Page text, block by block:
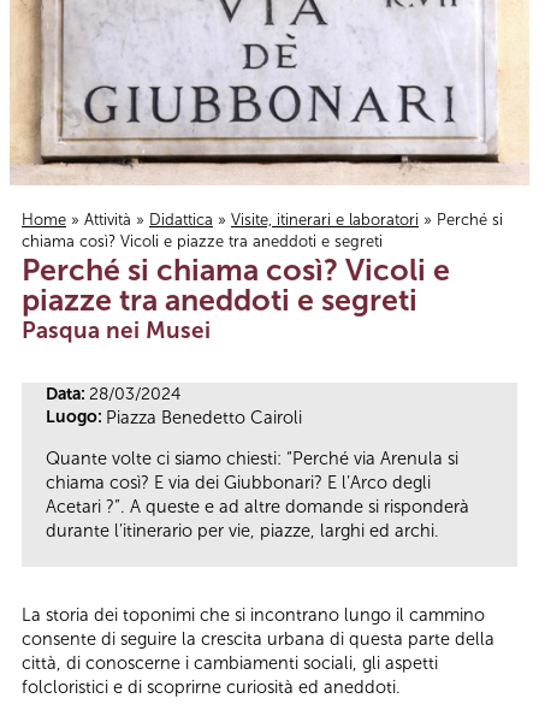
Tu sei qui
Home » Attività » Didattica » Visite, itinerari e laboratori » Perché si
chiama così? Vicoli e piazze tra aneddoti e segreti
Perché si chiama così? Vicoli e
piazze tra aneddoti e segreti
Pasqua nei Musei
Data: 28/03/2024
Luogo: Piazza Benedetto Cairoli
Quante volte ci siamo chiesti: “Perché via Arenula si
chiama così? E via dei Giubbonari? E l’Arco degli
Acetari ?”. A queste e ad altre domande si risponderà
durante l’itinerario per vie, piazze, larghi ed archi.
La storia dei toponimi che si incontrano lungo il cammino
consente di seguire la crescita urbana di questa parte della
città, di conoscerne i cambiamenti sociali, gli aspetti
folcloristici e di scoprirne curiosità ed aneddoti.